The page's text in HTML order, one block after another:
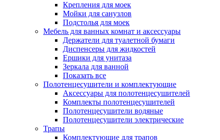
Крепления для моек
Мойки для санузлов
Подстолья для моек
Мебель для ванных комнат и аксессуары
Держатели для туалетной бумаги
Диспенсеры для жидкостей
Ершики для унитаза
Зеркала для ванной
Показать все
Полотенцесушители и комплектующие
Аксессуары для полотенцесушителей
Комплекты полотенцесушителей
Полотенцесушители водяные
Полотенцесушители электрические
Трапы
Комплектующие для трапов